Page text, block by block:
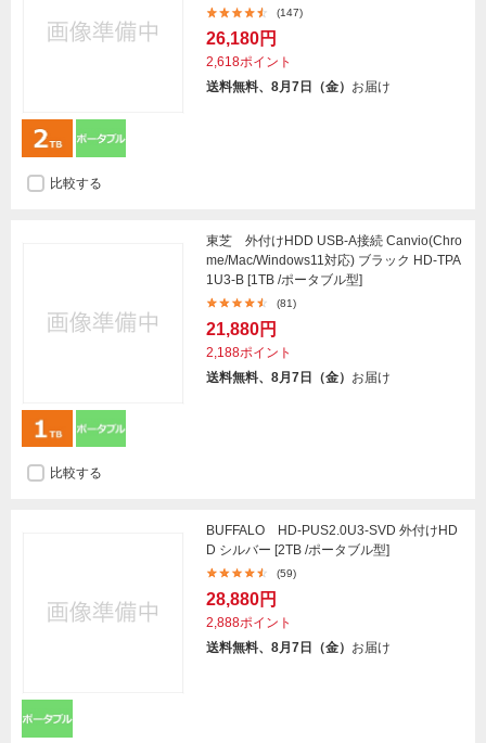
(147)
26,180円
2,618ポイント
送料無料、8月7日（金） お届け
比較する
東芝 外付けHDD USB-A接続 Canvio(Chro
me/Mac/Windows11対応) ブラック HD-TPA
1U3-B [1TB /ポータブル型]
(81)
21,880円
2,188ポイント
送料無料、8月7日（金） お届け
比較する
BUFFALO HD-PUS2.0U3-SVD 外付けHD
D シルバー [2TB /ポータブル型]
(59)
28,880円
2,888ポイント
送料無料、8月7日（金） お届け